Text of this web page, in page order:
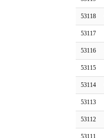
53118
53117
53116
53115
53114
53113
53112
53111